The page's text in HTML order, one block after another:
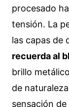
procesado
tensión. La
las capas de
recuerda al
brillo
de
sensación